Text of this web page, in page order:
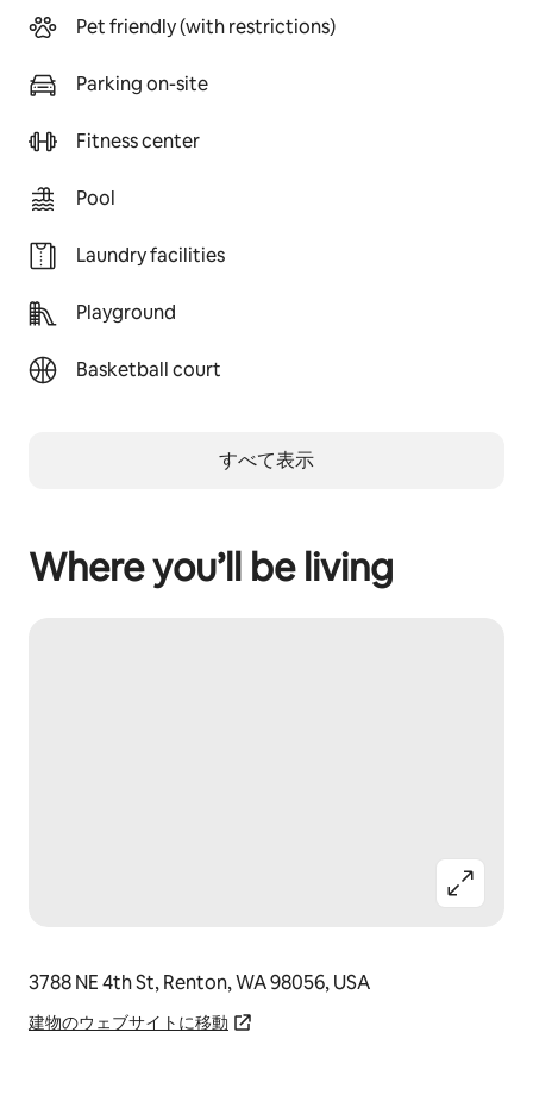
Pet friendly (with restrictions)
Parking on-site
Fitness center
Pool
Laundry facilities
Playground
Basketball court
すべて表示
Where you’ll be living
3788 NE 4th St, Renton, WA 98056, USA
建物のウェブサイトに移動